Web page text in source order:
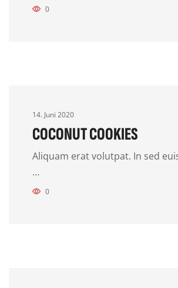
0
14. Juni 2020
COCONUT COOKIES
Aliquam erat volutpat. In sed
…
0